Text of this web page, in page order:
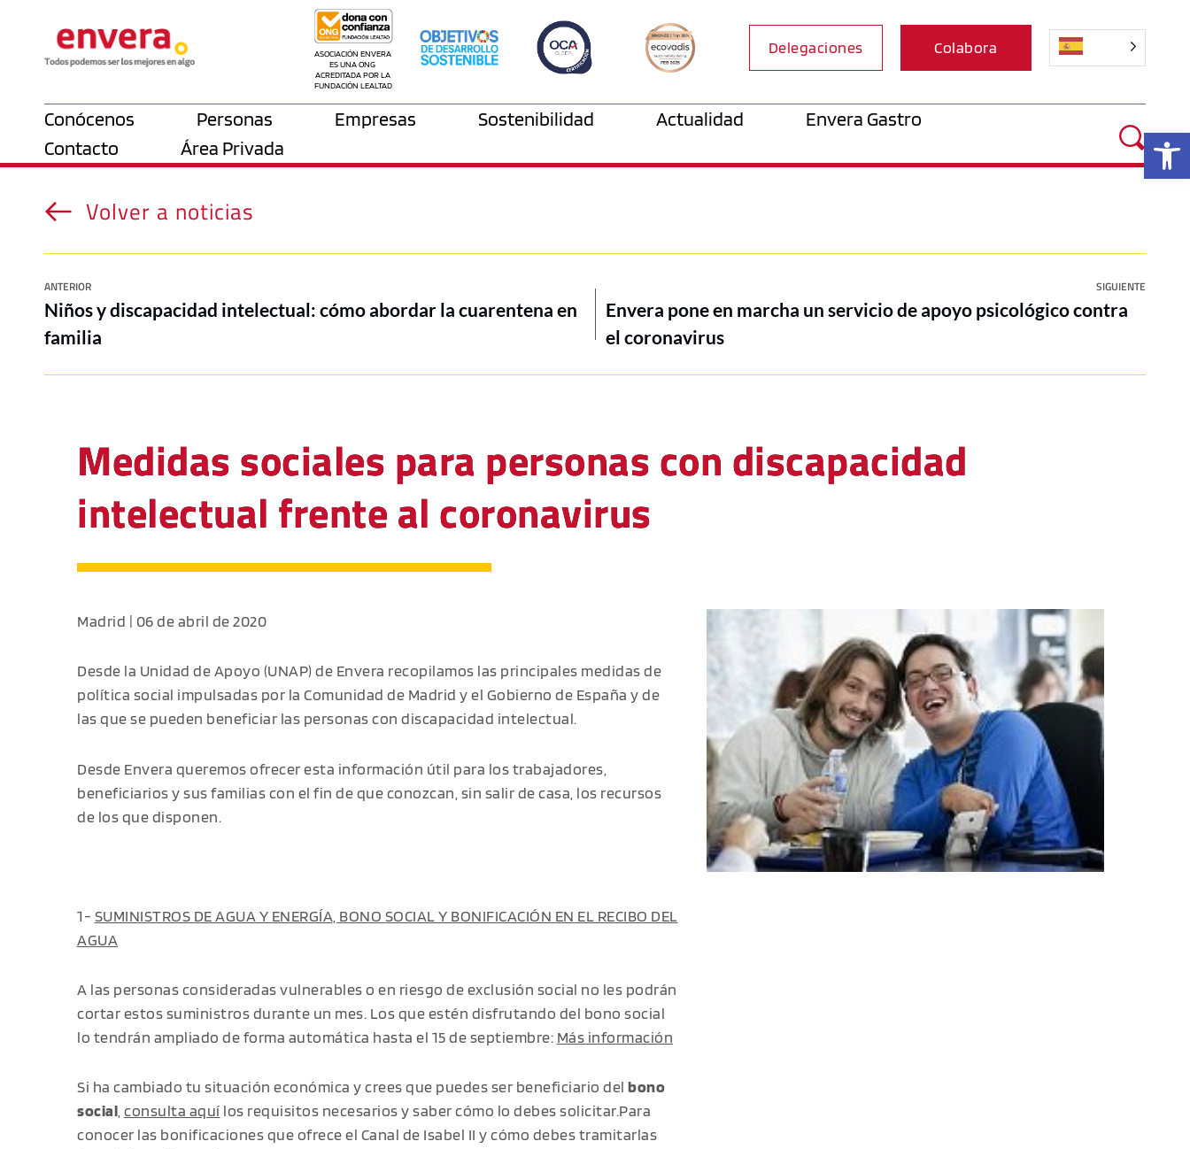
ASOCIACIÓN ENVERA
ES UNA ONG
ACREDITADA POR LA
FUNDACIÓN LEALTAD
Delegaciones Colabora
Conócenos Personas Empresas Sostenibilidad Actualidad
Envera Gastro
Contacto
Área Privada
Volver a noticias
ANTERIOR SIGUIENTE
Niños y discapacidad intelectual: cómo abordar la cuarentena en
familia
Envera pone en marcha un servicio de apoyo psicológico contra
el coronavirus
Medidas sociales para personas con discapacidad
intelectual frente al coronavirus
Madrid | 06 de abril de 2020
Desde la Unidad de Apoyo (UNAP) de Envera recopilamos las principales medidas de
política social impulsadas por la Comunidad de Madrid y el Gobierno de España y de
las que se pueden beneficiar las personas con discapacidad intelectual.
Desde Envera queremos ofrecer esta información útil para los trabajadores,
beneficiarios y sus familias con el fin de que conozcan, sin salir de casa, los recursos
de los que disponen.
1- SUMINISTROS DE AGUA Y ENERGÍA, BONO SOCIAL Y BONIFICACIÓN EN EL RECIBO DEL
AGUA
A las personas consideradas vulnerables o en riesgo de exclusión social no les podrán
cortar estos suministros durante un mes. Los que estén disfrutando del bono social
lo tendrán ampliado de forma automática hasta el 15 de septiembre: Más información
Si ha cambiado tu situación económica y crees que puedes ser beneficiario del bono
social consulta aquí los requisitos necesarios y saber cómo lo debes solicitar.Para
conocer las bonificaciones que ofrece el Canal de Isabel II y cómo debes tramitarlas